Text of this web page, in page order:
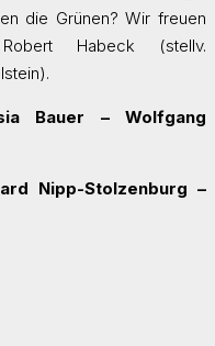
die Grünen? Wir freuen
Habeck (stellv.
Bauer – Wolfgang
Nipp-Stolzenburg –